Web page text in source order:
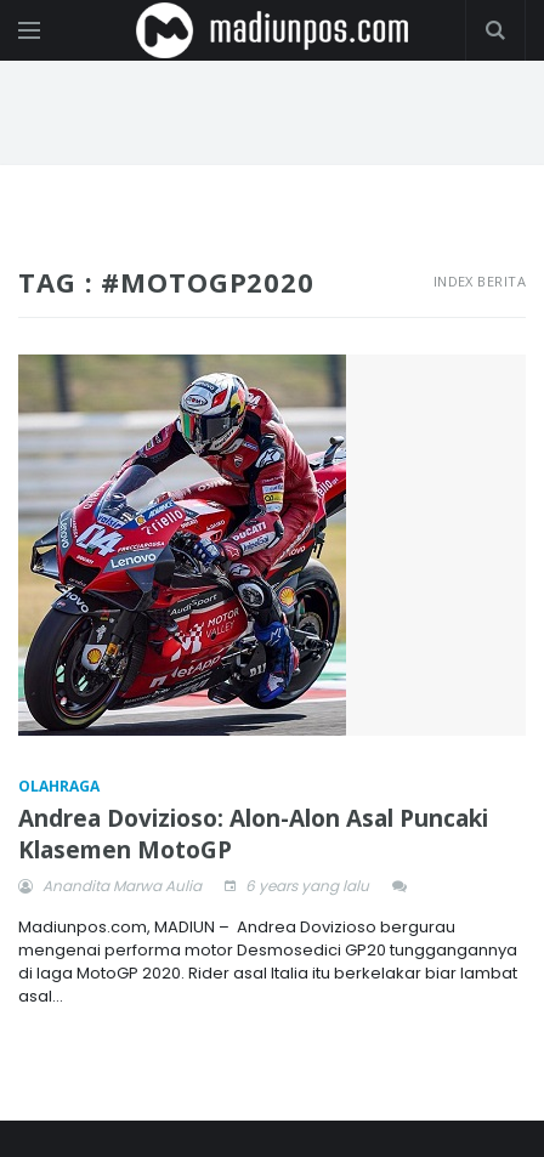
TAG : #MOTOGP2020 INDEX BERITA
OLAHRAGA
Andrea Dovizioso: Alon-Alon Asal Puncaki
Klasemen MotoGP
Anandita Marwa Aulia 6 years yang lalu
Madiunpos.com, MADIUN – Andrea Dovizioso bergurau
mengenai performa motor Desmosedici GP20 tunggangannya
di laga MotoGP 2020. Rider asal Italia itu berkelakar biar lambat
asal...